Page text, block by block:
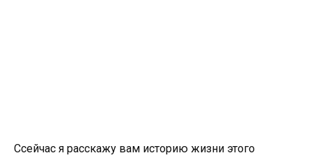
Ссейчас я расскажу вам историю жизни этого